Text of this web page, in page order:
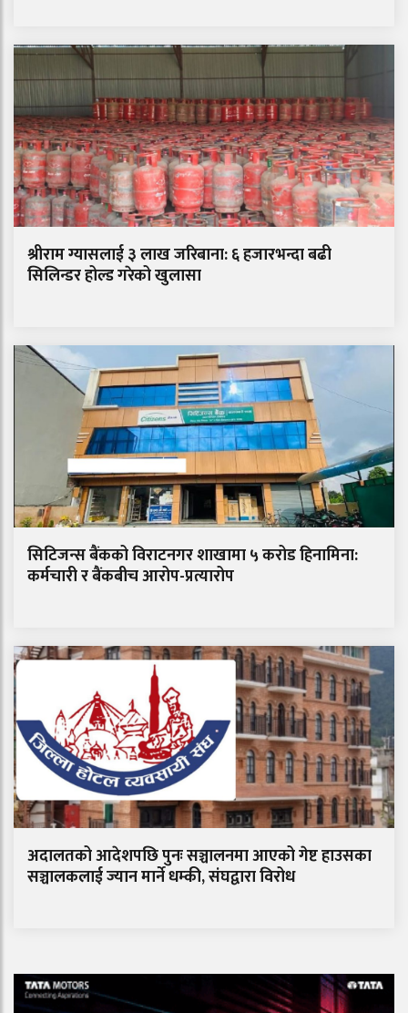
श्रीराम ग्यासलाई ३ लाख जरिबाना: ६ हजारभन्दा बढी
सिलिन्डर होल्ड गरेको खुलासा
सिटिजन्स बैंकको विराटनगर शाखामा ५ करोड हिनामिना:
कर्मचारी र बैंकबीच आरोप-प्रत्यारोप
अदालतको आदेशपछि पुनः सञ्चालनमा आएको गेष्ट हाउसका
सञ्चालकलाई ज्यान मार्ने धम्की, संघद्वारा विरोध